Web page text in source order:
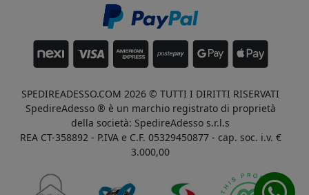
SPEDIREADESSO.COM 2026 © TUTTI I DIRITTI RISERVATI
SpedireAdesso ® è un marchio registrato di proprietà
della società: SpedireAdesso s.r.l.s
REA CT-358892 - P.IVA e C.F. 05329450877 - cap. soc. i.v. €
3.000,00